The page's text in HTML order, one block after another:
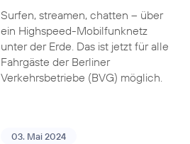
Surfen, streamen, chatten – über
ein Highspeed-Mobilfunknetz
unter der Erde. Das ist jetzt für alle
Fahrgäste der Berliner
Verkehrsbetriebe (BVG) möglich.
03. Mai 2024